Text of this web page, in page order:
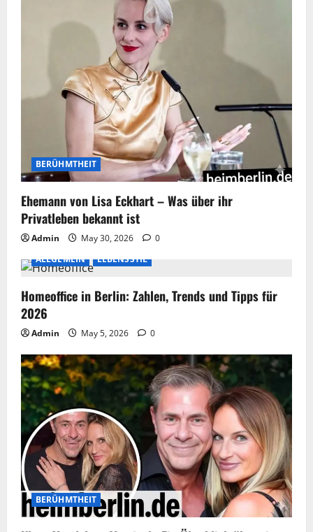
BERÜHMTHEIT
Ehemann von Lisa Eckhart – Was über ihr
Privatleben bekannt ist
Admin May 30, 2026
0
ALLGEMEIN
LEBENSSTIL
Homeoffice in Berlin: Zahlen, Trends und Tipps für
2026
Admin May 5, 2026 0
BERÜHMTHEIT